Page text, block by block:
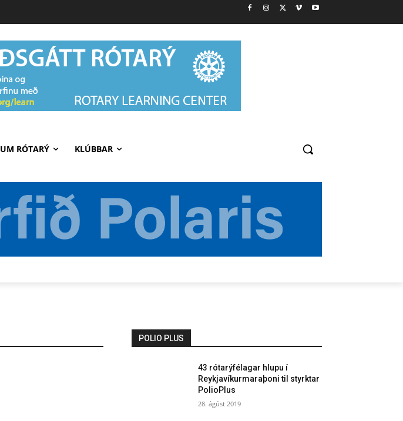
UM RÓTARÝ KLÚBBAR
POLIO PLUS
43 rótarýfélagar hlupu í
Reykjavíkurmaraþoni til styrktar
PolioPlus
28. ágúst 2019